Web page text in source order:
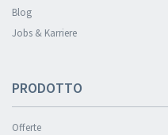
Blog
Jobs & Karriere
PRODOTTO
Offerte